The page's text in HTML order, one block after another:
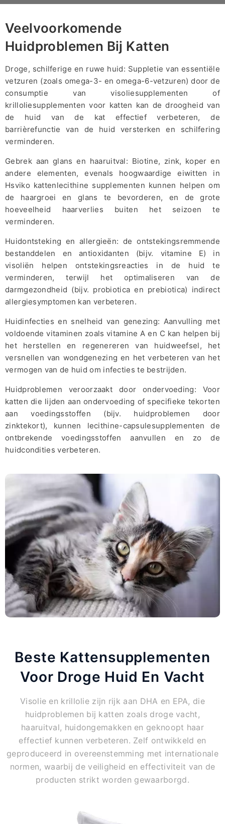
Veelvoorkomende
Huidproblemen Bij Katten
Droge, schilferige en ruwe huid: Suppletie van essentiële
vetzuren (zoals omega-3- en omega-6-vetzuren) door de
consumptie van visoliesupplementen of
krilloliesupplementen voor katten kan de droogheid van
de huid van de kat effectief verbeteren, de
barrièrefunctie van de huid versterken en schilfering
verminderen.
Gebrek aan glans en haaruitval: Biotine, zink, koper en
andere elementen, evenals hoogwaardige eiwitten in
Hsviko kattenlecithine supplementen kunnen helpen om
de haargroei en glans te bevorderen, en de grote
hoeveelheid haarverlies buiten het seizoen te
verminderen.
Huidontsteking en allergieën: de ontstekingsremmende
bestanddelen en antioxidanten (bijv. vitamine E) in
visoliën helpen ontstekingsreacties in de huid te
verminderen, terwijl het optimaliseren van de
darmgezondheid (bijv. probiotica en prebiotica) indirect
allergiesymptomen kan verbeteren.
Huidinfecties en snelheid van genezing: Aanvulling met
voldoende vitaminen zoals vitamine A en C kan helpen bij
het herstellen en regenereren van huidweefsel, het
versnellen van wondgenezing en het verbeteren van het
vermogen van de huid om infecties te bestrijden.
Huidproblemen veroorzaakt door ondervoeding: Voor
katten die lijden aan ondervoeding of specifieke tekorten
aan voedingsstoffen (bijv. huidproblemen door
zinktekort), kunnen lecithine-capsulesupplementen de
ontbrekende voedingsstoffen aanvullen en zo de
huidcondities verbeteren.
Beste Kattensupplementen
Voor Droge Huid En Vacht
Visolie en krillolie zijn rijk aan DHA en EPA, die
huidproblemen bij katten zoals droge vacht,
haaruitval, huidongemakken en geknoopt haar
effectief kunnen verbeteren. Zelf ontwikkeld en
geproduceerd in overeenstemming met internationale
normen, waarbij de veiligheid en effectiviteit van de
producten strikt worden gewaarborgd.